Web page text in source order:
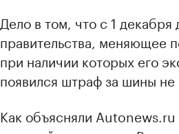
Дело в том, что с 1 декабря
правительства, меняющее
при наличии которых его
появился штраф за шины не
Как объясняли